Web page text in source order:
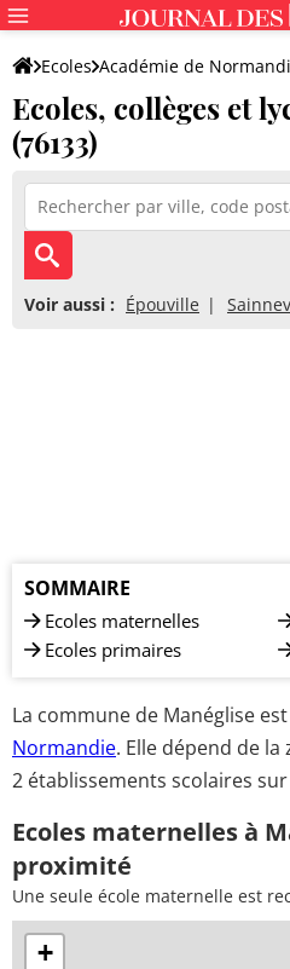
Ecoles Académie de
Ecoles, collèges et
(76133)
Voir aussi : Épouville
SOMMAIRE
Ecoles maternelles
Ecoles primaires
La commune de Manéglise
Normandie. Elle dépend de
2 établissements scolaires
Ecoles maternelles à
proximité
Une seule école maternelle est
+